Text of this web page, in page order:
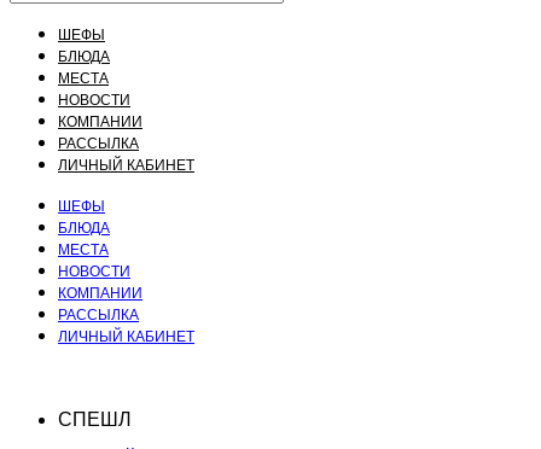
ШЕФЫ
БЛЮДА
МЕСТА
НОВОСТИ
КОМПАНИИ
РАССЫЛКА
ЛИЧНЫЙ КАБИНЕТ
ШЕФЫ
БЛЮДА
МЕСТА
НОВОСТИ
КОМПАНИИ
РАССЫЛКА
ЛИЧНЫЙ КАБИНЕТ
СПЕШЛ